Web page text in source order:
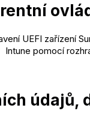
UEFI zařízení
Intune pomocí
údajů,